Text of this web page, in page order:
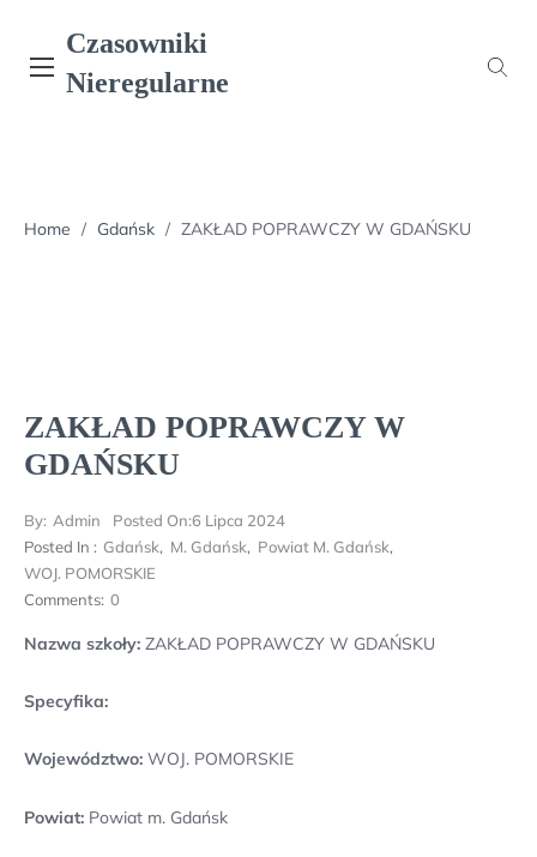
content
Czasowniki
Nieregularne
Home / Gdańsk / ZAKŁAD POPRAWCZY W GDAŃSKU
ZAKŁAD POPRAWCZY W
GDAŃSKU
By: Admin Posted On:6 Lipca 2024
Posted In : Gdańsk, M. Gdańsk, Powiat M. Gdańsk,
WOJ. POMORSKIE
Comments: 0
Nazwa szkoły: ZAKŁAD POPRAWCZY W GDAŃSKU
Specyfika:
Województwo: WOJ. POMORSKIE
Powiat: Powiat m. Gdańsk